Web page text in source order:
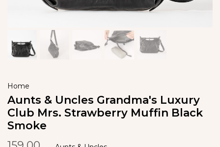
Home
Aunts & Uncles Grandma's Luxury
Club Mrs. Strawberry Muffin Black
Smoke